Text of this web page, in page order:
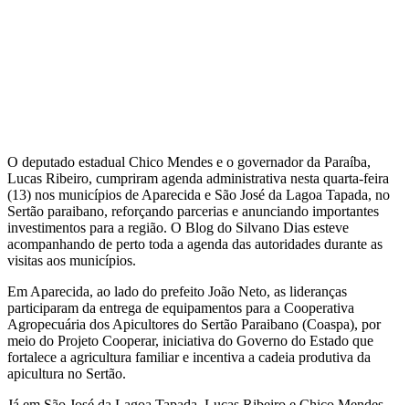
O deputado estadual Chico Mendes e o governador da Paraíba,
Lucas Ribeiro, cumpriram agenda administrativa nesta quarta-feira
(13) nos municípios de Aparecida e São José da Lagoa Tapada, no
Sertão paraibano, reforçando parcerias e anunciando importantes
investimentos para a região. O Blog do Silvano Dias esteve
acompanhando de perto toda a agenda das autoridades durante as
visitas aos municípios.
Em Aparecida, ao lado do prefeito João Neto, as lideranças
participaram da entrega de equipamentos para a Cooperativa
Agropecuária dos Apicultores do Sertão Paraibano (Coaspa), por
meio do Projeto Cooperar, iniciativa do Governo do Estado que
fortalece a agricultura familiar e incentiva a cadeia produtiva da
apicultura no Sertão.